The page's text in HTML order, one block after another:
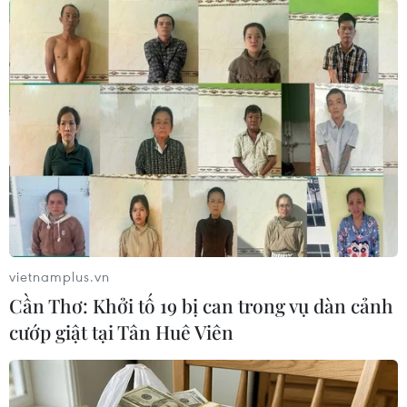
#Tin tức hot
#Tin tức an ninh #Tin tức hot
#An ninh
#An ninh Nghệ An
#Thời sự
#Thời sự hôm nay
#Bản tin thời sự
#Tội phạm
#Truy nã
#Tội phạm hình sự
#Hình sự #Công an
#Vụ án
#Phạm pháp
#Pháp luật #Pháp đình
#Xã hội
#An ninh xã hội
#Chính trị
#VietnamPlus
#Vietnam
Theo dõi VietnamPlus
vietnamplus.vn
Cần Thơ: Khởi tố 19 bị can trong vụ dàn cảnh
cướp giật tại Tân Huê Viên